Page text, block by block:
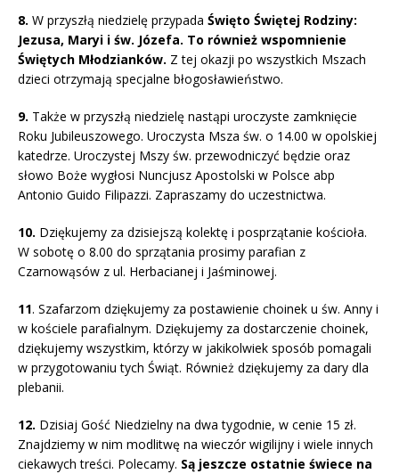
8. W przyszłą niedzielę przypada Święto Świętej Rodziny:
Jezusa, Maryi i św. Józefa. To również wspomnienie
Świętych Młodzianków. Z tej okazji po wszystkich Mszach
dzieci otrzymają specjalne błogosławieństwo.
9. Także w przyszłą niedzielę nastąpi uroczyste zamknięcie
Roku Jubileuszowego. Uroczysta Msza św. o 14.00 w opolskiej
katedrze. Uroczystej Mszy św. przewodniczyć będzie oraz
słowo Boże wygłosi Nuncjusz Apostolski w Polsce abp
Antonio Guido Filipazzi. Zapraszamy do uczestnictwa.
10. Dziękujemy za dzisiejszą kolektę i posprzątanie kościoła.
W sobotę o 8.00 do sprzątania prosimy parafian z
Czarnowąsów z ul. Herbacianej i Jaśminowej.
11. Szafarzom dziękujemy za postawienie choinek u św. Anny i
w kościele parafialnym. Dziękujemy za dostarczenie choinek,
dziękujemy wszystkim, którzy w jakikolwiek sposób pomagali
w przygotowaniu tych Świąt. Również dziękujemy za dary dla
plebanii.
12. Dzisiaj Gość Niedzielny na dwa tygodnie, w cenie 15 zł.
Znajdziemy w nim modlitwę na wieczór wigilijny i wiele innych
ciekawych treści. Polecamy. Są jeszcze ostatnie świece na